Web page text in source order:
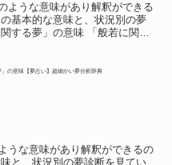
ような意味があり解釈ができる
基本的な意味と、状況別の夢
する夢」の意味 「般若に関す
」の意味【夢占い】超細かい夢分析辞典
うな意味があり解釈ができるの
と、状況別の夢診断を見てい